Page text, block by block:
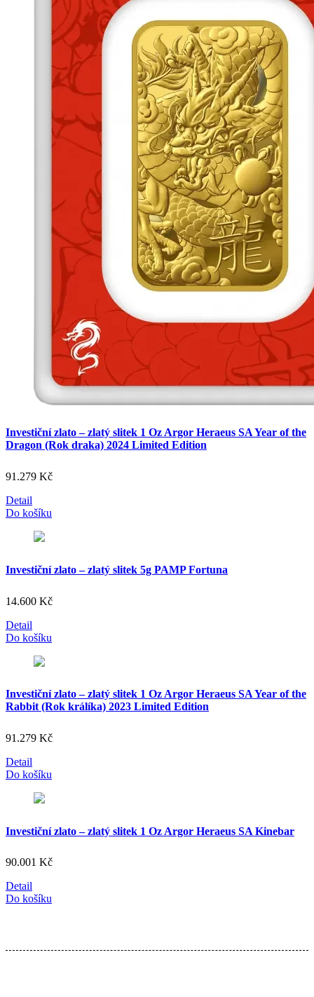
Investiční zlato – zlatý slitek 1 Oz Argor Heraeus SA Year of the
Dragon (Rok draka) 2024 Limited Edition
91.279 Kč
Detail
Do košíku
Investiční zlato – zlatý slitek 5g PAMP Fortuna
14.600 Kč
Detail
Do košíku
Investiční zlato – zlatý slitek 1 Oz Argor Heraeus SA Year of the
Rabbit (Rok králíka) 2023 Limited Edition
91.279 Kč
Detail
Do košíku
Investiční zlato – zlatý slitek 1 Oz Argor Heraeus SA Kinebar
90.001 Kč
Detail
Do košíku